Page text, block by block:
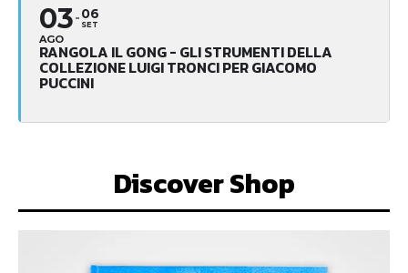
03
AGO
06
SET
RANGOLA IL GONG - GLI STRUMENTI DELLA
COLLEZIONE LUIGI TRONCI PER GIACOMO
PUCCINI
Discover Shop